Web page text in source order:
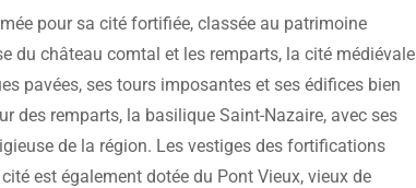
pour sa cité fortifiée, classée au patrimoine
du château comtal et les remparts, la cité médiévale
pavées, ses tours imposantes et ses édifices bien
des remparts, la basilique Saint-Nazaire, avec ses
de la région. Les vestiges des fortifications
est également dotée du Pont Vieux, vieux de